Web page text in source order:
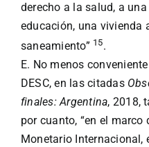
derecho a la salud, a
educación, una vivienda
saneamiento” 15.
E. No menos
DESC, en las citadas
finales: Argentina, 2018,
por cuanto, “en el
Monetario Internacional,